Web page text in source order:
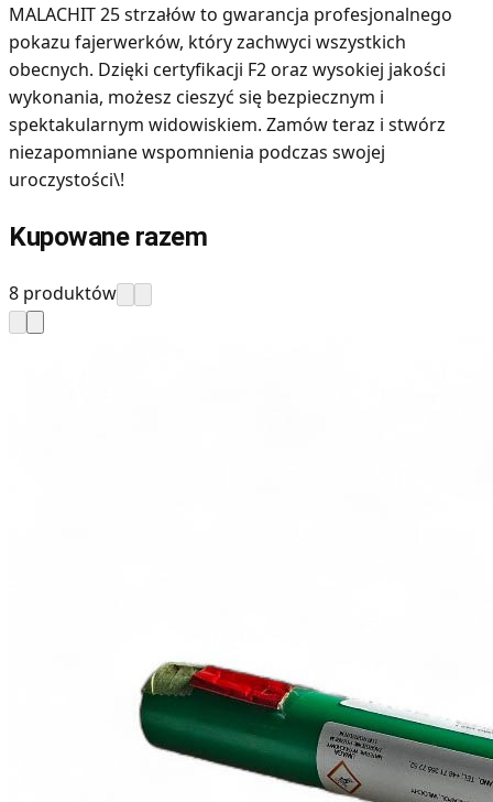
MALACHIT 25 strzałów to gwarancja profesjonalnego
pokazu fajerwerków, który zachwyci wszystkich
obecnych. Dzięki certyfikacji F2 oraz wysokiej jakości
wykonania, możesz cieszyć się bezpiecznym i
spektakularnym widowiskiem. Zamów teraz i stwórz
niezapomniane wspomnienia podczas swojej
uroczystości\!
Kupowane razem
8 produktów